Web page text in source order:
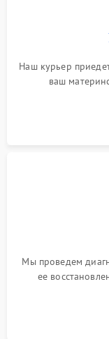
Наш курьер
ваш
Мы проведем
ее